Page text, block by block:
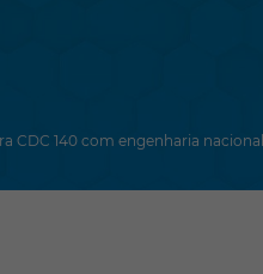
CDC 140 com engenharia